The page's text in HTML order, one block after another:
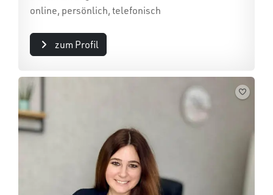
online, persönlich, telefonisch
zum Profil